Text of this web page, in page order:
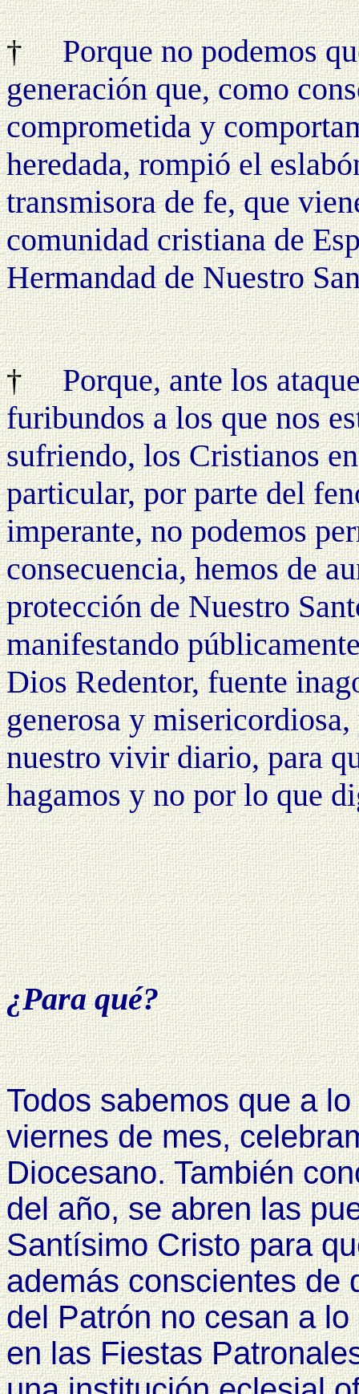
†
Porque no podemos
generación que, como
comprometida y
heredada, rompió el
transmisora de fe, que
comunidad cristiana de
Hermandad de Nuestro
†
Porque, ante los
furibundos a los que nos
sufriendo, los Cristianos
particular, por parte del
imperante, no podemos
consecuencia, hemos de
protección de Nuestro
manifestando
Dios Redentor, fuente
generosa y
nuestro vivir diario, para
hagamos y no por lo que
¿Para qué?
Todos sabemos que a
viernes de mes,
Diocesano. También
del año, se abren las
Santísimo Cristo para
además conscientes de
del Patrón no cesan a
en las Fiestas